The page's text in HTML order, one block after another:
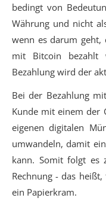
bedingt von
Währung und nicht
wenn es darum geht,
mit Bitcoin bezahlt
Bezahlung wird der
Bei der Bezahlung
Kunde mit einem der
eigenen digitalen
umwandeln, damit
kann. Somit folgt es
Rechnung - das
ein Papierkram.